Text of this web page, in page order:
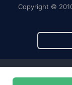
Copyright ©